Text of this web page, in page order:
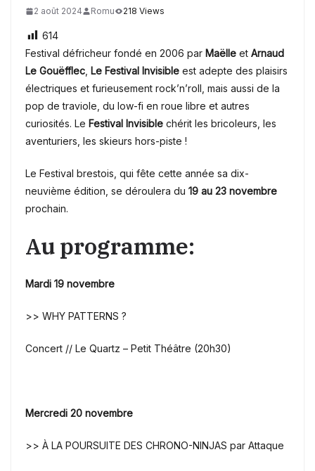
2 août 2024 Romu 218 Views
614
Festival défricheur fondé en 2006 par Maëlle et Arnaud
Le Gouëfflec Le Festival Invisible est adepte des plaisirs
électriques et furieusement rock’n’roll, mais aussi de la
pop de traviole, du low-fi en roue libre et autres
curiosités. Le Festival Invisible chérit les bricoleurs, les
aventuriers, les skieurs hors-piste !
Le Festival brestois, qui fête cette année sa dix-
neuvième édition, se déroulera du 19 au 23 novembre
prochain.
Au programme:
Mardi 19 novembre
>> WHY PATTERNS ?
Concert // Le Quartz – Petit Théâtre (20h30)
Mercredi 20 novembre
>> À LA POURSUITE DES CHRONO-NINJAS par Attaque